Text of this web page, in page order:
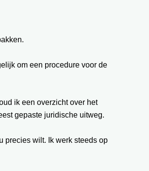
om een procedure voor de
ik een overzicht over het
gepaste juridische uitweg.
precies wilt. Ik werk steeds op